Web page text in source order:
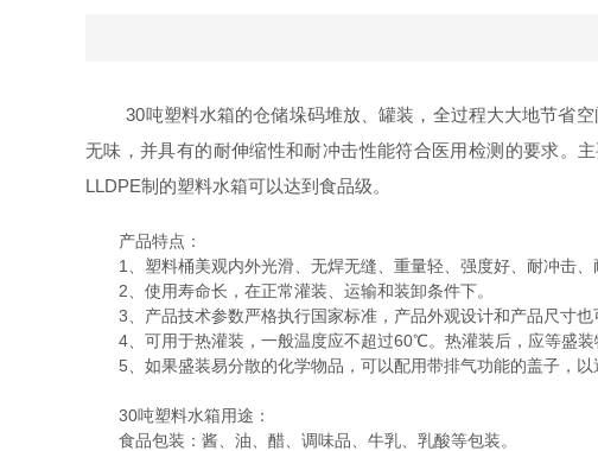
30吨塑料水箱的仓储垛码堆放、罐装，全过程大大地节省空
无味，并具有的耐伸缩性和耐冲击性能符合医用检测的要求。
LLDPE制的塑料水箱可以达到食品级。
产品特点：
1、塑料桶美观内外光滑、无焊无缝、重量轻、强度好、耐冲击、
2、使用寿命长，在正常灌装、运输和装卸条件下。
3、产品技术参数严格执行国家标准，产品外观设计和产品尺寸也
4、可用于热灌装，一般温度应不超过60℃。热灌装后，应等盛装
5、如果盛装易分散的化学物品，可以配用带排气功能的盖子，以
30吨塑料水箱用途：
食品包装：酱、油、醋、调味品、牛乳、乳酸等包装。